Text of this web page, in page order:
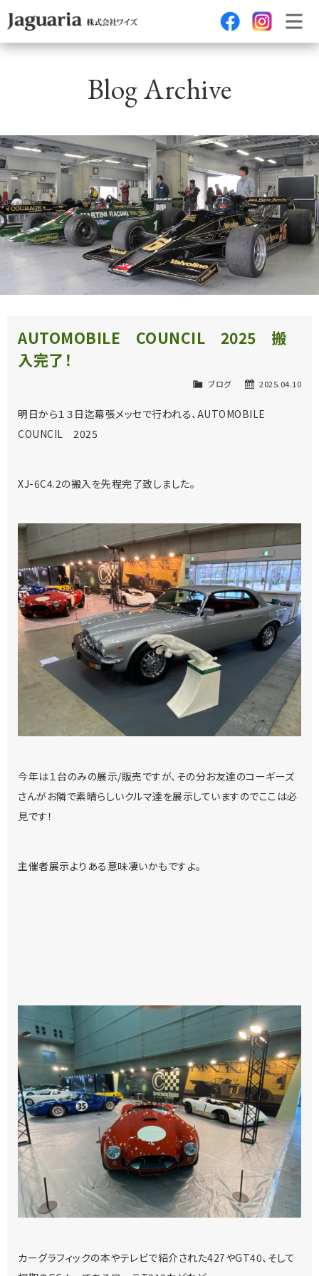
Blog Archive
AUTOMOBILE COUNCIL 2025 搬
入完了！
2025.04.10
ブログ
明日から１３日迄幕張メッセで行われる、AUTOMOBILE
COUNCIL 2025
XJ-6C4.2の搬入を先程完了致しました。
今年は１台のみの展示/販売ですが、その分お友達のコーギーズ
さんがお隣で素晴らしいクルマ達を展示していますのでここは必
見です！
主催者展示よりある意味凄いかもですよ。
カーグラフィックの本やテレビで紹介された427やGT40、そして